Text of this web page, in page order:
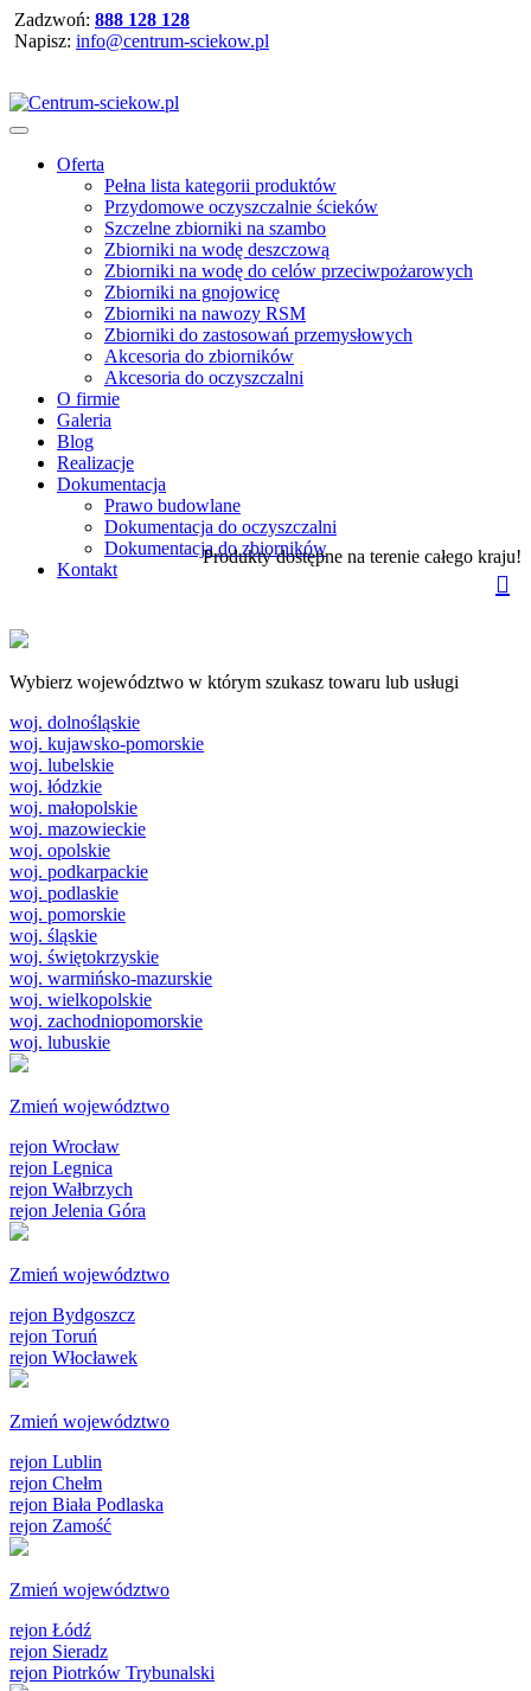
Zadzwoń: 888 128 128
Napisz: info@centrum-sciekow.pl
Oferta
Pełna lista kategorii produktów
Przydomowe oczyszczalnie ścieków
Szczelne zbiorniki na szambo
Zbiorniki na wodę deszczową
Zbiorniki na wodę do celów przeciwpożarowych
Zbiorniki na gnojowicę
Zbiorniki na nawozy RSM
Zbiorniki do zastosowań przemysłowych
Akcesoria do zbiorników
Akcesoria do oczyszczalni
O firmie
Galeria
Blog
Realizacje
Dokumentacja
Prawo budowlane
Dokumentacja do oczyszczalni
Dokumentacja do zbiorników
Kontakt
Produkty dostępne na terenie całego kraju!
Wybierz województwo w którym szukasz towaru lub usługi
woj. dolnośląskie
woj. kujawsko-pomorskie
woj. lubelskie
woj. łódzkie
woj. małopolskie
woj. mazowieckie
woj. opolskie
woj. podkarpackie
woj. podlaskie
woj. pomorskie
woj. śląskie
woj. świętokrzyskie
woj. warmińsko-mazurskie
woj. wielkopolskie
woj. zachodniopomorskie
woj. lubuskie
Zmień województwo
rejon Wrocław
rejon Legnica
rejon Wałbrzych
rejon Jelenia Góra
Zmień województwo
rejon Bydgoszcz
rejon Toruń
rejon Włocławek
Zmień województwo
rejon Lublin
rejon Chełm
rejon Biała Podlaska
rejon Zamość
Zmień województwo
rejon Łódź
rejon Sieradz
rejon Piotrków Trybunalski